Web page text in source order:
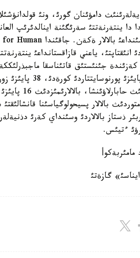
دامؤئنان گورئ، ونئ
دا ينتةرنةتتئ سةرئگئنة اينالدئرئپ
شاقئرئلعان، 19
قورعاؤ
بالالار پسيحولوگياسئنا
ذستاز بالالاردئ وسئنداي كةرئ
ءتيئس.
گازةتئ